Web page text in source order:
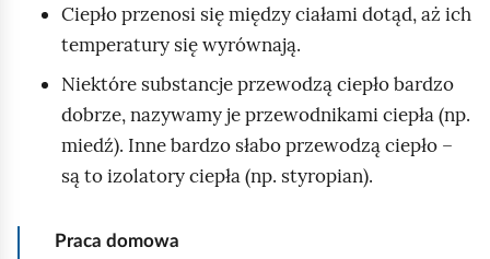
Ciepło przenosi się między ciałami dotąd, aż ich
temperatury się wyrównają.
Niektóre substancje przewodzą ciepło bardzo
dobrze, nazywamy je przewodnikami ciepła (np.
miedź). Inne bardzo słabo przewodzą ciepło –
są to izolatory ciepła (np. styropian).
Praca domowa